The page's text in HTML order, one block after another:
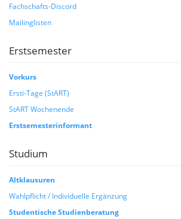
Fachschafts-Discord
Mailinglisten
Erstsemester
Vorkurs
Ersti-Tage (StART)
StART Wochenende
Erstsemesterinformant
Studium
Altklausuren
Wahlpflicht / Individuelle Ergänzung
Studentische Studienberatung